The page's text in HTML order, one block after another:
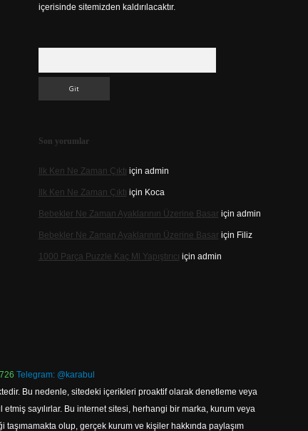
içerisinde sitemizden kaldırılacaktır.
Son yorumlar
Ilk Ken Ne Zaman Çıktı için admin
Ilk Ken Ne Zaman Çıktı için Koca
Bebekler Ne Zaman Ayaklarının Üzerine Basariçin admin
Bebekler Ne Zaman Ayaklarının Üzerine Basariçin Filiz
1000 Parça Puzzle Kaç Ml Yapıştırıcı için admin
Telegram: @karabul
Bu nedenle, sitedeki içerikleri proaktif olarak denetleme veya
sayılırlar. Bu internet sitesi, herhangi bir marka, kurum veya
taşımamakta olup, gerçek kurum ve kişiler hakkında paylaşım